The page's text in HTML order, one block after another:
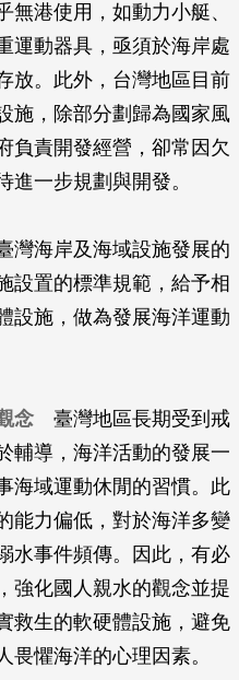
港使用，如動力小艇、
運動器具，亟須於海岸處
放。此外，台灣地區目前
施，除部分劃歸為國家風
負責開發經營，卻常因欠
進一步規劃與開發。
灣海岸及海域設施發展的
設置的標準規範，給予相
設施，做為發展海洋運動
念 臺灣地區長期受到戒
輔導，海洋活動的發展一
海域運動休閒的習慣。此
能力偏低，對於海洋多變
水事件頻傳。因此，有必
強化國人親水的觀念並提
救生的軟硬體設施，避免
懼海洋的心理因素。